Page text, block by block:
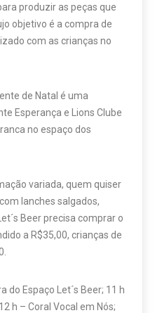
produzir as peças que
objetivo é a compra de
com as crianças no
de Natal é uma
Esperança e Lions Clube
no espaço dos
variada, quem quiser
lanches salgados,
Beer precisa comprar o
a R$35,00, crianças de
do Espaço Let´s Beer; 11 h
h – Coral Vocal em Nós;